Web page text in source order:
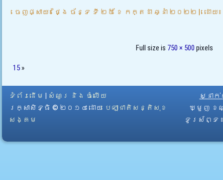
ចេញផ្សាយ៖ ថ្ងៃ ច័ន្ទ ទី ២៥ ខែ កក្តដា ឆ្នាំ ២០២២ | ដោយ៖
Full size is 750 × 500 pixels
15»
ទំព័រដើម
សំណួរ និង ចំលើយ
រក្សាសិទ្ធិ © ២០១៤ ដោយ​ បេឡាជាតិសន្តិសុខ
សង្គម
ស្នាក់
ឃ្មួញ ខណ្
ទូរស័ព្ទ